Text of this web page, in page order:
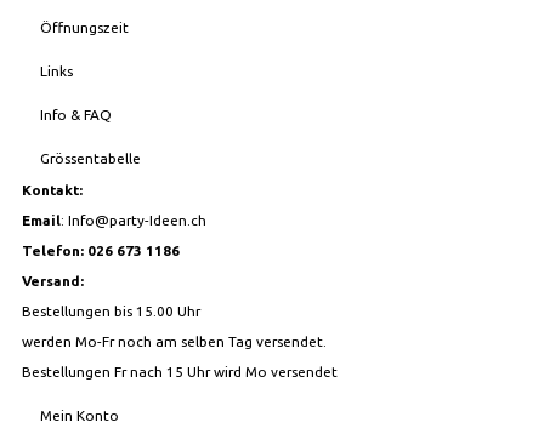
Öffnungszeit
Links
Info & FAQ
Grössentabelle
Kontakt:
Email: Info@party-Ideen.ch
Telefon: 026 673 1186
Versand:
Bestellungen bis 15.00 Uhr
werden Mo-Fr noch am selben Tag versendet.
Bestellungen Fr nach 15 Uhr wird Mo versendet
Mein Konto